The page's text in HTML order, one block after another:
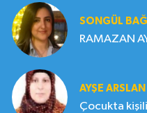
SONGÜL
RAMAZAN
AYŞE
Çocukta